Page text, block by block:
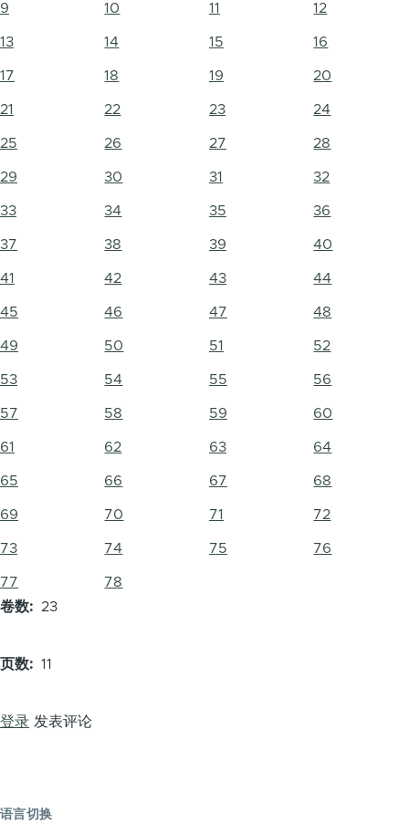
9 10 11 12
13 14 15 16
17 18 19 20
21 22 23 24
25 26 27 28
29 30 31 32
33 34 35 36
37 38 39 40
41 42 43 44
45 46 47 48
49 50 51 52
53 54 55 56
57 58 59 60
61 62 63 64
65 66 67 68
69 70 71 72
73 74 75 76
77
78
卷数
23
页数 11
登录 发表评论
语言切换